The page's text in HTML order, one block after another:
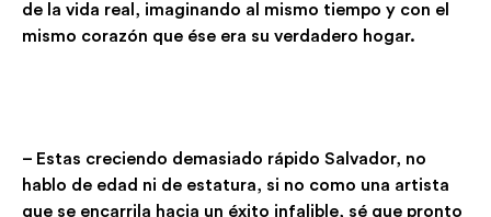
de la vida real, imaginando al mismo tiempo y con el
mismo corazón que ése era su verdadero hogar.
– Estas creciendo demasiado rápido Salvador, no
hablo de edad ni de estatura, si no como una artista
que se encarrila hacia un éxito infalible, sé que pronto